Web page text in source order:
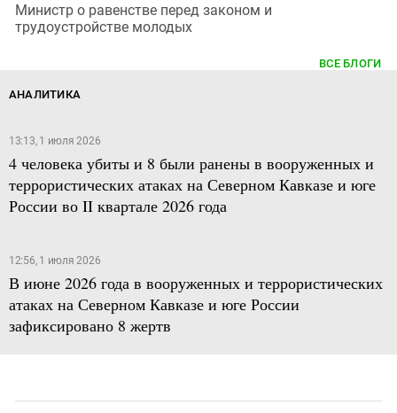
Министр о равенстве перед законом и
трудоустройстве молодых
ВСЕ БЛОГИ
АНАЛИТИКА
13:13, 1 июля 2026
4 человека убиты и 8 были ранены в вооруженных и
террористических атаках на Северном Кавказе и юге
России во II квартале 2026 года
12:56, 1 июля 2026
В июне 2026 года в вооруженных и террористических
атаках на Северном Кавказе и юге России
зафиксировано 8 жертв